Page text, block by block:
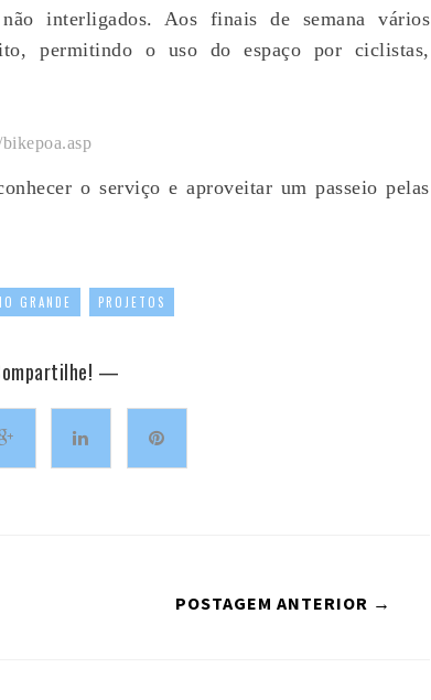
interligados. Aos finais de semana vários
permitindo o uso do espaço por ciclistas,
o serviço e aproveitar um passeio pelas
GRANDE PROJETOS
—
POSTAGEM ANTERIOR →